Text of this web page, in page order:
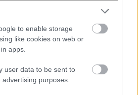
to enable storage
like cookies on web or
apps.
user data to be sent to
purposes.
το αξιόποινο εξαλείφεται, ενώ
αναγκαστικών μέτρων και η
αναγκαστικής εκτέλεσης επί
και ακινήτων. Κατά το χρονικό